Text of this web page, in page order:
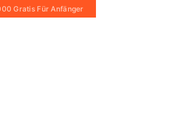
Gratis Für Anfänger